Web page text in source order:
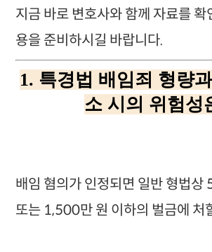
지금 바로 변호사와 함께 자료를 확
용을 준비하시길 바랍니다.
1. 특경법 배임죄 형량
소 시의 위험성
배임 혐의가 인정되면 일반 형법상
또는 1,500만 원 이하의 벌금에 처